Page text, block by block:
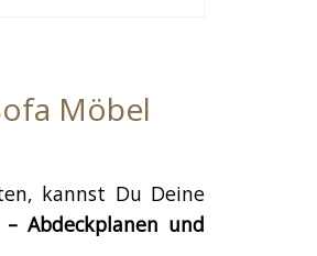
Möbel
kannst Du Deine
– Abdeckplanen und